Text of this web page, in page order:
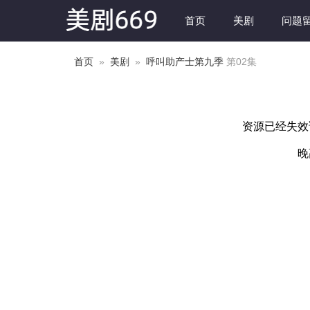
首页 美剧 问题
首页 » 美剧 » 呼叫助产士第九季 第02集